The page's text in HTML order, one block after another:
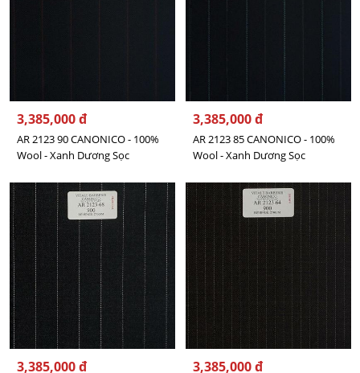
3,385,000 đ
AR 2123 90 CANONICO - 100%
Wool - Xanh Dương Sọc
3,385,000 đ
AR 2123 85 CANONICO - 100%
Wool - Xanh Dương Sọc
3,385,000 đ 3,385,000 đ